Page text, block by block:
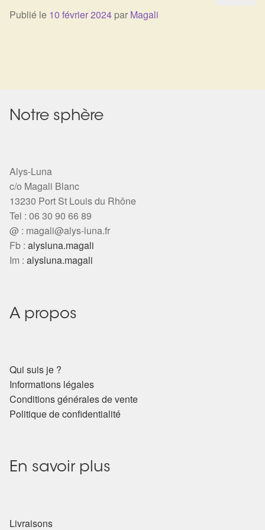
Les pierres en détail
La roue de l’année
Mon compte
Validation de la commande
Détails du compte
Publié le 10 février 2024 par Magali
Notre sphère
Alys-Luna
c/o Magali Blanc
13230 Port St Louis du Rhône
Tel : 06 30 90 66 89
@ : magali@alys-luna.fr
Fb : alysluna.magali
Im : alysluna.magali
A propos
Qui suis je ?
Informations légales
Conditions générales de vente
Politique de confidentialité
En savoir plus
Livraisons